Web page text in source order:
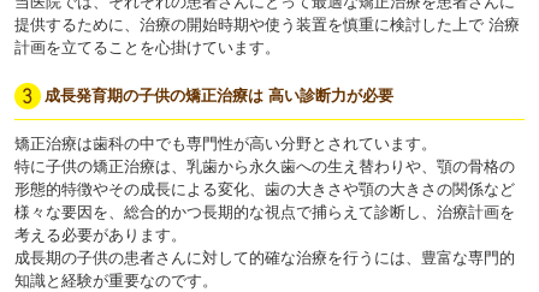
提供するために、治療の開始時期や使う装置を慎重に検討した上で 治療
計画を立てることを心掛けています。
成長発育期の子供の矯正治療は 高い診断力が必要
矯正治療は歯科の中でも専門性が高い分野とされています。
特に子供の矯正治療は、乳歯から永久歯への生え替わりや、顎の骨格の
形態的特徴やその成長による変化、歯の大きさや顎の大きさの関係など
様々な要因を、総合的かつ長期的な視点で捕らえて診断し、治療計画を
考える必要があります。
成長期の子供の患者さんに対して的確な治療を行うには、豊富な専門的
知識と経験が重要なのです。